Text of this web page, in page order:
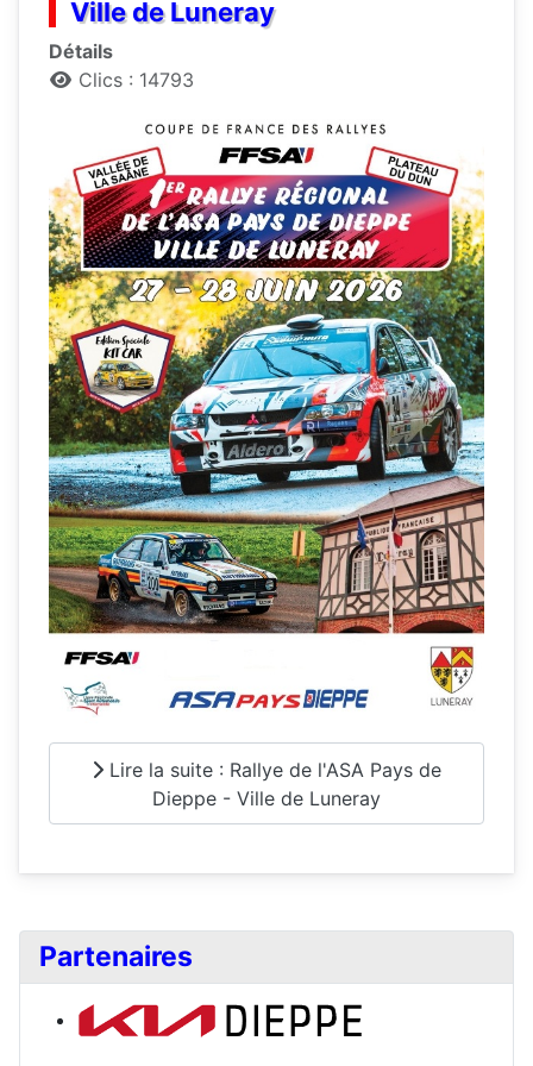
Ville de Luneray
Détails
Clics : 14793
Lire la suite : Rallye de l'ASA Pays de
Dieppe - Ville de Luneray
Partenaires